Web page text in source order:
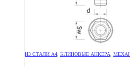
ИЗ СТАЛИ А4 КЛИНОВЫЕ АНКЕРА